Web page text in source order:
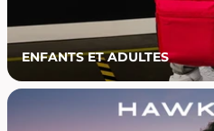
ENFANTS ET ADULTES